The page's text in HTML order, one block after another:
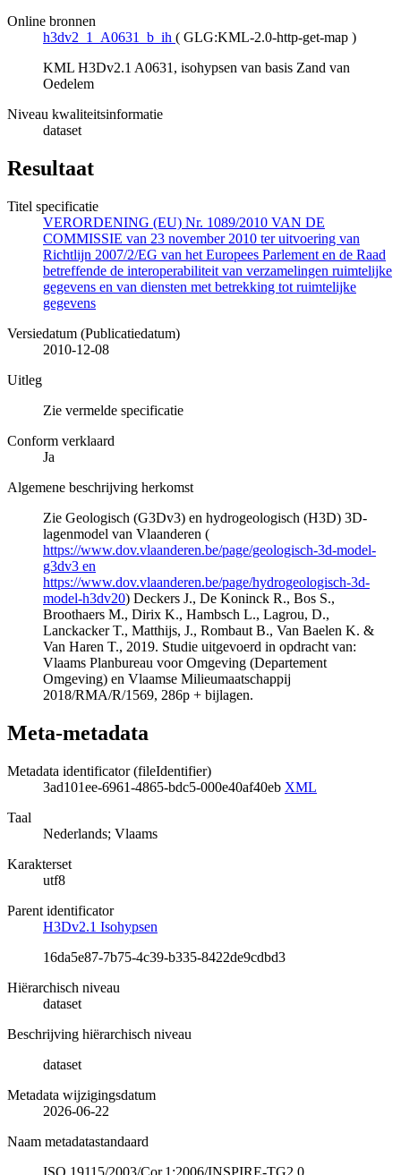
Online bronnen
h3dv2_1_A0631_b_ih ( GLG:KML-2.0-http-get-map )
KML H3Dv2.1 A0631, isohypsen van basis Zand van
Oedelem
Niveau kwaliteitsinformatie
dataset
Resultaat
Titel specificatie
VERORDENING (EU) Nr. 1089/2010 VAN DE
COMMISSIE van 23 november 2010 ter uitvoering van
Richtlijn 2007/2/EG van het Europees Parlement en de Raad
betreffende de interoperabiliteit van verzamelingen ruimtelijke
gegevens en van diensten met betrekking tot ruimtelijke
gegevens
Versiedatum (Publicatiedatum)
2010-12-08
Uitleg
Zie vermelde specificatie
Conform verklaard
Ja
Algemene beschrijving herkomst
Zie Geologisch (G3Dv3) en hydrogeologisch (H3D) 3D-
lagenmodel van Vlaanderen (
https://www.dov.vlaanderen.be/page/geologisch-3d-model-
g3dv3 en
https://www.dov.vlaanderen.be/page/hydrogeologisch-3d-
model-h3dv20) Deckers J., De Koninck R., Bos S.,
Broothaers M., Dirix K., Hambsch L., Lagrou, D.,
Lanckacker T., Matthijs, J., Rombaut B., Van Baelen K. &
Van Haren T., 2019. Studie uitgevoerd in opdracht van:
Vlaams Planbureau voor Omgeving (Departement
Omgeving) en Vlaamse Milieumaatschappij
2018/RMA/R/1569, 286p + bijlagen.
Meta-metadata
Metadata identificator (fileIdentifier)
3ad101ee-6961-4865-bdc5-000e40af40eb XML
Taal
Nederlands; Vlaams
Karakterset
utf8
Parent identificator
H3Dv2.1 Isohypsen
16da5e87-7b75-4c39-b335-8422de9cdbd3
Hiërarchisch niveau
dataset
Beschrijving hiërarchisch niveau
dataset
Metadata wijzigingsdatum
2026-06-22
Naam metadatastandaard
ISO 19115/2003/Cor.1:2006/INSPIRE-TG2.0